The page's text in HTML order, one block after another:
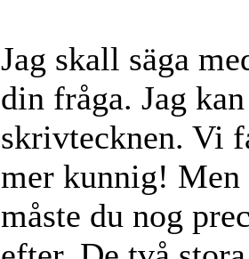
Jag skall säga
din fråga. Jag
skrivtecknen. Vi
mer kunnig! Men
måste du nog